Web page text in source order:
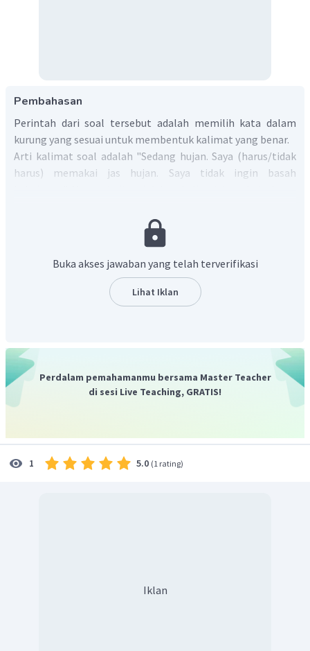
Pembahasan
Perintah dari soal tersebut adalah memilih kata dalam
kurung yang sesuai untuk membentuk kalimat yang benar.
Arti kalimat soal adalah "Sedang hujan. Saya (harus/tidak
harus) memakai jas hujan. Saya tidak ingin basah
jas hujan agar tidak kehujanan. Oleh karena itu, dapat
diketahui kalimat yang benar adalah "
Jadi, jawaban yang benar adalahhave to.
Buka akses jawaban yang telah terverifikasi
Lihat Iklan
Perdalam pemahamanmu bersama Master Teacher
di sesi Live Teaching, GRATIS!
1 5.0 (1 rating)
Iklan